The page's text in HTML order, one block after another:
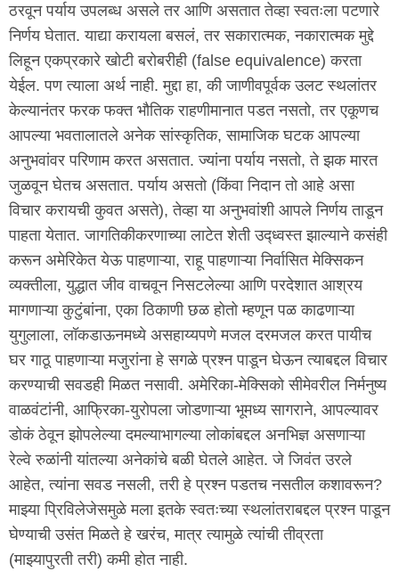
ठरवून पर्याय उपलब्ध असले तर आणि असतात तेव्हा स्वतःला पटणारे
निर्णय घेतात. याद्या करायला बसलं, तर सकारात्मक, नकारात्मक मुद्दे
लिहून एकप्रकारे खोटी बरोबरीही (false equivalence) करता
येईल. पण त्याला अर्थ नाही. मुद्दा हा, की जाणीवपूर्वक उलट स्थलांतर
केल्यानंतर फरक फक्त भौतिक राहणीमानात पडत नसतो, तर एकूणच
आपल्या भवतालातले अनेक सांस्कृतिक, सामाजिक घटक आपल्या
अनुभवांवर परिणाम करत असतात. ज्यांना पर्याय नसतो, ते झक मारत
जुळवून घेतच असतात. पर्याय असतो (किंवा निदान तो आहे असा
विचार करायची कुवत असते), तेव्हा या अनुभवांशी आपले निर्णय ताडून
पाहता येतात. जागतिकीकरणाच्या लाटेत शेती उद्ध्वस्त झाल्याने कसंही
करून अमेरिकेत येऊ पाहणाऱ्या, राहू पाहणाऱ्या निर्वासित मेक्सिकन
व्यक्तीला, युद्धात जीव वाचवून निसटलेल्या आणि परदेशात आश्रय
मागणाऱ्या कुटुंबांना, एका ठिकाणी छळ होतो म्हणून पळ काढणाऱ्या
युगुलाला, लॉकडाऊनमध्ये असहाय्यपणे मजल दरमजल करत पायीच
घर गाठू पाहणाऱ्या मजुरांना हे सगळे प्रश्न पाडून घेऊन त्याबद्दल विचार
करण्याची सवडही मिळत नसावी. अमेरिका-मेक्सिको सीमेवरील निर्मनुष्य
वाळवंटांनी, आफ्रिका-युरोपला जोडणाऱ्या भूमध्य सागराने, आपल्यावर
डोकं ठेवून झोपलेल्या दमल्याभागल्या लोकांबद्दल अनभिज्ञ असणाऱ्या
रेल्वे रुळांनी यांतल्या अनेकांचे बळी घेतले आहेत. जे जिवंत उरले
आहेत, त्यांना सवड नसली, तरी हे प्रश्न पडतच नसतील कशावरून?
माझ्या प्रिविलेजेसमुळे मला इतके स्वतःच्या स्थलांतराबद्दल प्रश्न पाडून
घेण्याची उसंत मिळते हे खरंच, मात्र त्यामुळे त्यांची तीव्रता
(माझ्यापुरती तरी) कमी होत नाही.